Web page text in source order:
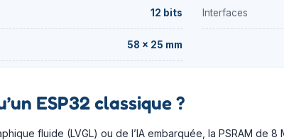
12 bits Interfaces
58 × 25 mm
ESP32 classique ?
fluide (LVGL) ou de l’IA embarquée, la PSRAM de